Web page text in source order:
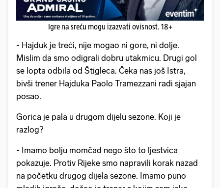
Igre na sreću mogu izazvati ovisnost. 18+
- Hajduk je treći, nije mogao ni gore, ni dolje.
Mislim da smo odigrali dobru utakmicu. Drugi gol
se lopta odbila od Štigleca. Čeka nas još Istra,
bivši trener Hajduka Paolo Tramezzani radi sjajan
posao.
Gorica je pala u drugom dijelu sezone. Koji je
razlog?
- Imamo bolju momčad nego što to ljestvica
pokazuje. Protiv Rijeke smo napravili korak nazad
na početku drugog dijela sezone. Imamo puno